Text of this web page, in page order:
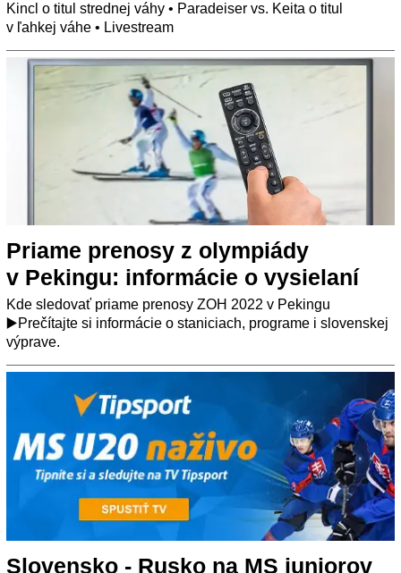
Kincl o titul strednej váhy • Paradeiser vs. Keita o titul
v ľahkej váhe • Livestream
Priame prenosy z olympiády
v Pekingu: informácie o vysielaní
Kde sledovať priame prenosy ZOH 2022 v Pekingu
▶️Prečítajte si informácie o staniciach, programe i slovenskej
výprave.
Slovensko - Rusko na MS juniorov